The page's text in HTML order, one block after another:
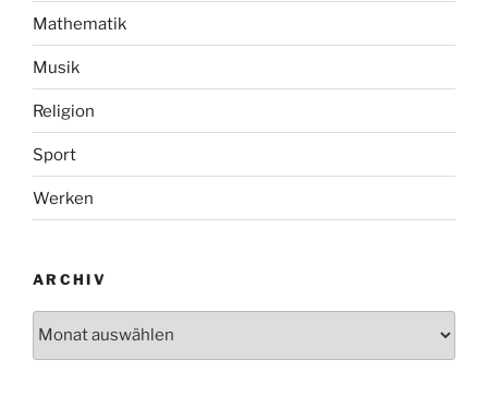
Mathematik
Musik
Religion
Sport
Werken
ARCHIV